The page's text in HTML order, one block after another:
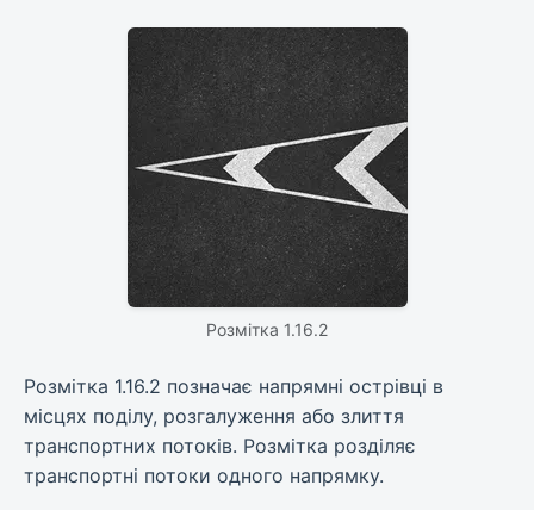
Розмітка 1.16.2
Розмітка 1.16.2 позначає напрямні острівці в
місцях поділу, розгалуження або злиття
транспортних потоків. Розмітка розділяє
транспортні потоки одного напрямку.